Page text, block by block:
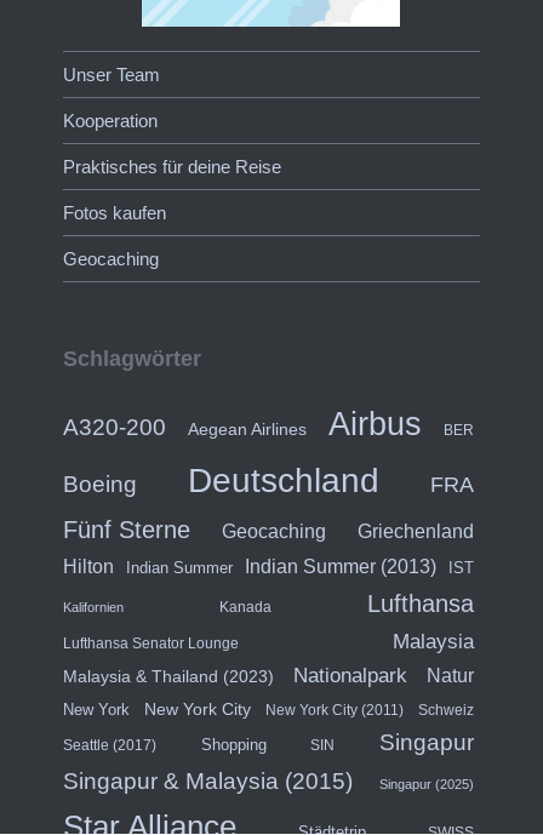
Unser Team
Kooperation
Praktisches für deine Reise
Fotos kaufen
Geocaching
Schlagwörter
A320-200 Aegean Airlines Airbus BER
Boeing Deutschland FRA
Fünf Sterne Geocaching Griechenland
Hilton Indian Summer Indian Summer (2013) IST
Kalifornien Kanada Lufthansa
Lufthansa Senator Lounge Malaysia
Malaysia & Thailand (2023) Nationalpark Natur
New York New York City New York City (2011) Schweiz
Seattle (2017) Shopping SIN
Singapur
Singapur & Malaysia (2015)
Singapur (2025)
Star Alliance SWISS